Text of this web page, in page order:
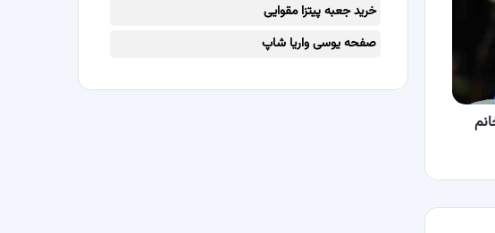
خرید جعبه پیتزا مقوایی
صفحه یوسی واریا شاپ